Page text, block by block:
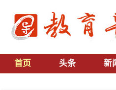
首页 头条 新